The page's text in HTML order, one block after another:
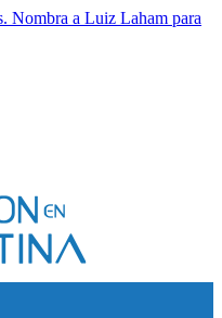
Nombra a Luiz Laham para